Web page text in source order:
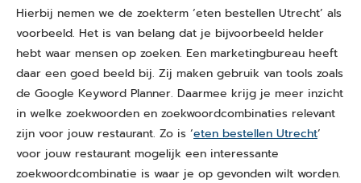
Hierbij nemen we de zoekterm ‘eten bestellen Utrecht’ als
voorbeeld. Het is van belang dat je bijvoorbeeld helder
hebt waar mensen op zoeken. Een marketingbureau heeft
daar een goed beeld bij. Zij maken gebruik van tools zoals
de Google Keyword Planner. Daarmee krijg je meer inzicht
in welke zoekwoorden en zoekwoordcombinaties relevant
zijn voor jouw restaurant. Zo is ‘eten bestellen Utrecht‘
voor jouw restaurant mogelijk een interessante
zoekwoordcombinatie is waar je op gevonden wilt worden.